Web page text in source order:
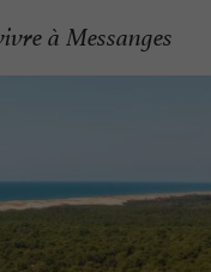
à Messanges